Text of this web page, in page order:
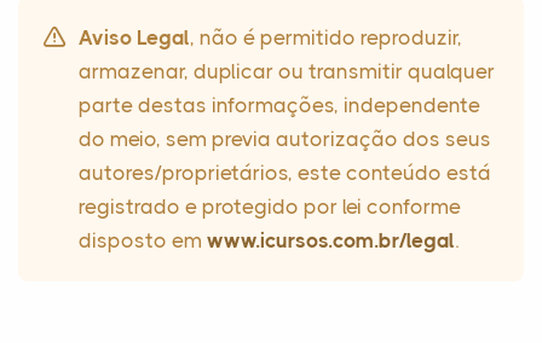
Aviso Legal, não é permitido reproduzir,
armazenar, duplicar ou transmitir qualquer
parte destas informações, independente
do meio, sem previa autorização dos seus
autores/proprietários, este conteúdo está
registrado e protegido por lei conforme
disposto em www.icursos.com.br/legal.